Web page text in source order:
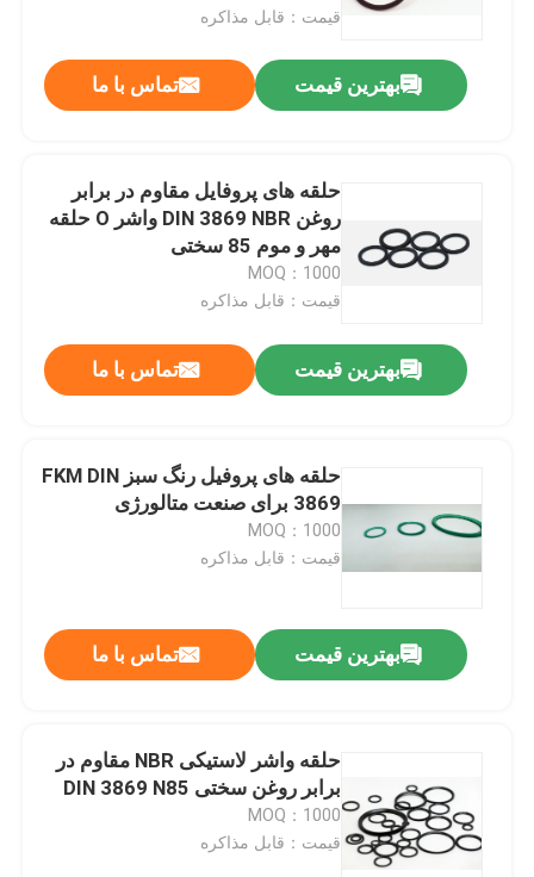
قیمت：قابل مذاکره
بهترین قیمت تماس با ما
حلقه های پروفایل مقاوم در برابر
روغن DIN 3869 NBR واشر O حلقه
مهر و موم 85 سختی
MOQ：1000
قیمت：قابل مذاکره
بهترین قیمت تماس با ما
حلقه های پروفیل رنگ سبز FKM DIN
3869 برای صنعت متالورژی
MOQ：1000
قیمت：قابل مذاکره
بهترین قیمت تماس با ما
حلقه واشر لاستیکی NBR مقاوم در
برابر روغن سختی DIN 3869 N85
MOQ：1000
قیمت：قابل مذاکره